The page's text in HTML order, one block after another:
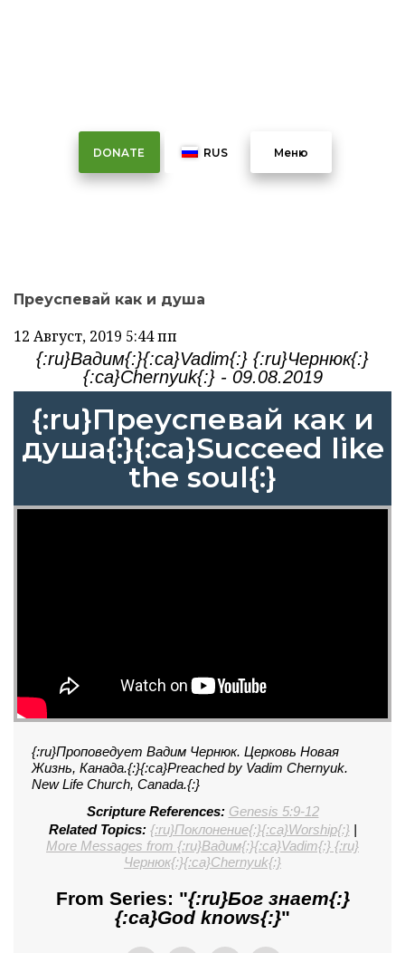
DONATE RUS Меню
Преуспевай как и душа
Преуспевай как и душа
12 Август, 2019 5:44 пп
{:ru}Вадим{:}{:ca}Vadim{:} {:ru}Чернюк{:}
{:ca}Chernyuk{:} - 09.08.2019
{:ru}Преуспевай как и
душа{:}{:ca}Succeed like
the soul{:}
{:ru}Проповедует Вадим Чернюк. Церковь Новая
Жизнь, Канада.{:}{:ca}Preached by Vadim Chernyuk.
New Life Church, Canada.{:}
Scripture References: Genesis 5:9-12
Related Topics: {:ru}Поклонение{:}{:ca}Worship{:}|
More Messages from {:ru}Вадим{:}{:ca}Vadim{:} {:ru}
Чернюк{:}{:ca}Chernyuk{:}
From Series: "{:ru}Бог знает{:}
{:ca}God knows{:}"